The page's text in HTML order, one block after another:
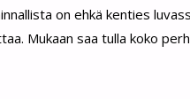
on ehkä kenties
Mukaan saa tulla koko